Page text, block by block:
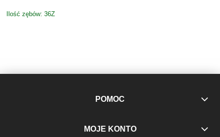
Ilość zębów: 36Z
POMOC
MOJE KONTO